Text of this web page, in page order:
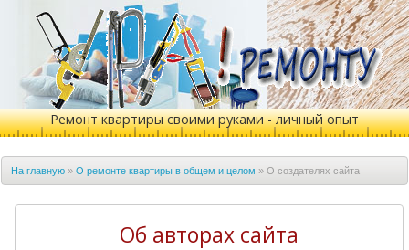
Ремонт квартиры своими руками - личный опыт
На главную» О ремонте квартиры в общем и целом » О создателях сайта
Об авторах сайта